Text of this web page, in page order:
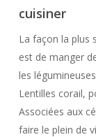
cuisiner
La façon la plus
est de manger
les
Lentilles corail,
Associées aux
faire le plein de